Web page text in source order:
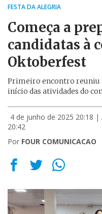
FESTA DA ALEGRIA
Começa a
candidatas à
Oktoberfest
Primeiro encontro reuniu
início das atividades do
4 de junho de 2025 20:18 |
20:42
Por FOUR COMUNICACAO